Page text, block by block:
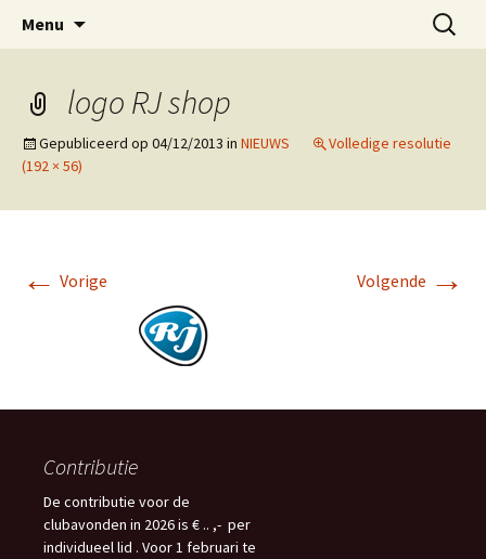
inhoud
VIDEOCLUBEDE
ESVA is uw videoclub in de regio Ede
Menu
Zoeken
naar:
logo RJ shop
Gepubliceerd op 04/12/2013 in NIEUWS
Volledige resolutie
(192 × 56)
← Vorige Volgende →
Contributie
De contributie voor de
clubavonden in 2026 is € .. ,- per
individueel lid . Voor 1 februari te